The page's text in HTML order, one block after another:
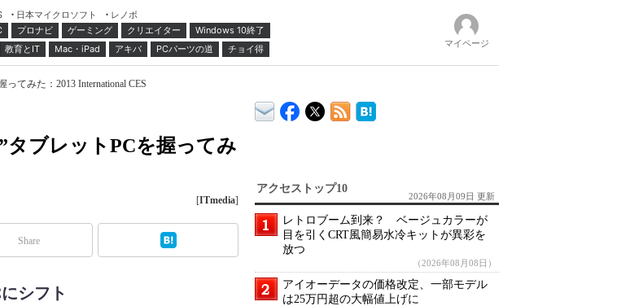
日本マイクロソフト
レノボ
プロナビ ゲーミング クリエイター
Windows 10終了
教育とIT Mac・iPad アキバ PCパーツの道 チョイ得 マイページ
てみた：2013 International CES
タブレットPCを握ってみ
[ITmedia]
Share
シフト
アクセストップ10
2026年08月09日 更新
レトロブーム到来？ ベージュカラーが
目を引くCRT風簡易水冷キットが異彩を
放つ
（2026年08月08日）
アイオーデータの価格改定、一部モデル
は25万円超の大幅値上げに